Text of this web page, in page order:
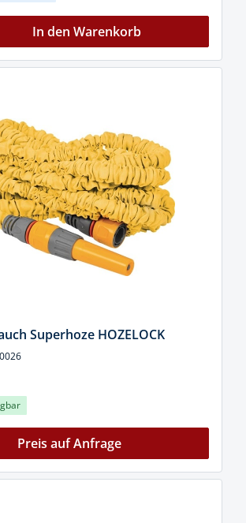
In den Warenkorb
Superhoze HOZELOCK
Preis auf Anfrage